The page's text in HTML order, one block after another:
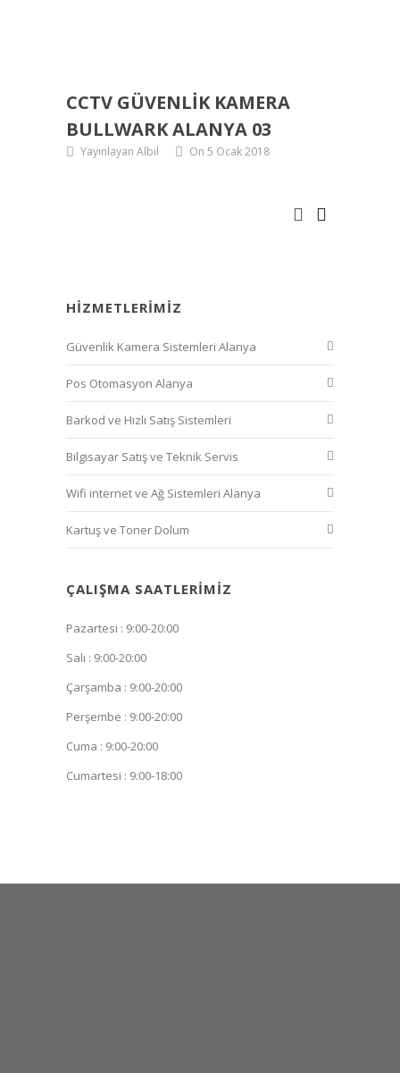
CCTV GÜVENLIK KAMERA
BULLWARK ALANYA 03
Yayınlayan Albil On 5 Ocak 2018
HIZMETLERIMIZ
Güvenlik Kamera Sistemleri Alanya
Pos Otomasyon Alanya
Barkod ve Hızlı Satış Sistemleri
Bilgisayar Satış ve Teknik Servis
Wifi internet ve Ağ Sistemleri Alanya
Kartuş ve Toner Dolum
ÇALIŞMA SAATLERIMIZ
Pazartesi : 9:00-20:00
Salı : 9:00-20:00
Çarşamba : 9:00-20:00
Perşembe : 9:00-20:00
Cuma : 9:00-20:00
Cumartesi : 9:00-18:00